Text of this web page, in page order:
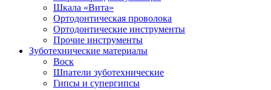
Шкала «Вита»
Ортодонтическая проволока
Ортодонтические инструменты
Прочие инструменты
Зуботехнические материалы
Воск
Шпатели зуботехнические
Гипсы и супергипсы